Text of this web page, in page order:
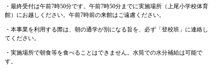
・最終受付は午前7時50分です。午前7時50分までに実施場所（上尾小学校体育
館）にお越しください。午前7時前の来館はご遠慮ください。
・本事業を利用する際は、朝の通学が別になる旨を、必ず「登校班」に連絡し
てください。
・実施場所で朝食等を食べることはできません。水筒での水分補給は可能で
す。